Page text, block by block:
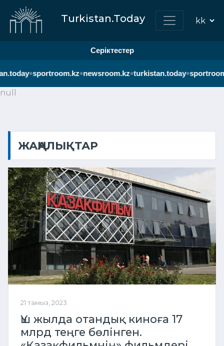
Turkistan.Today
Серіктестер
•sportroom.kz•newsroom.kz•turkistan.today•sportroom.kz
null
ЖАҢАЛЫҚТАР
21 тамыз, 2023
Үш жылда отандық киноға 17
млрд теңге бөлінген.